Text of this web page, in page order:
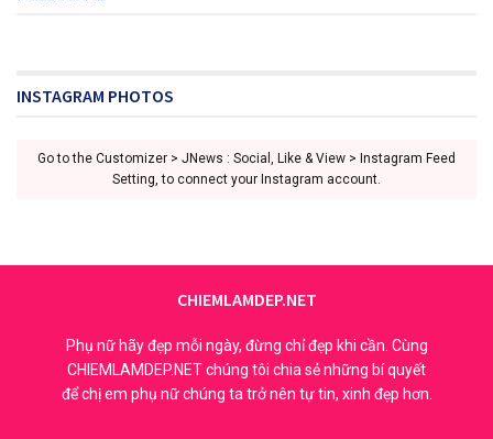
INSTAGRAM PHOTOS
Go to the Customizer > JNews : Social, Like & View > Instagram Feed
Setting, to connect your Instagram account.
CHIEMLAMDEP.NET
Phụ nữ hãy đẹp mỗi ngày, đừng chỉ đẹp khi cần. Cùng
CHIEMLAMDEP.NET chúng tôi chia sẻ những bí quyết
để chị em phụ nữ chúng ta trở nên tự tin, xinh đẹp hơn.